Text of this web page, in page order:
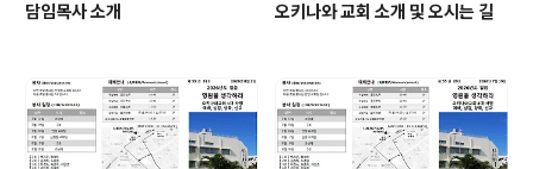
담임목사 소개 오키나와 교회 소개 및 오시는 길